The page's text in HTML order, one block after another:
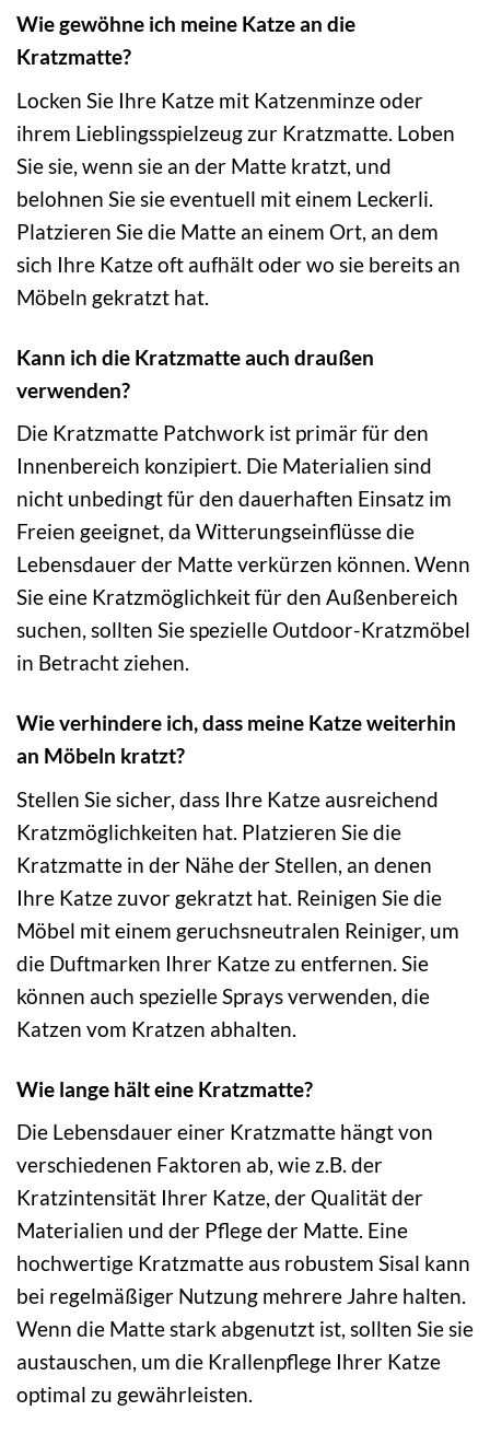
Wie gewöhne ich meine Katze an die
Kratzmatte?
Locken Sie Ihre Katze mit Katzenminze oder
ihrem Lieblingsspielzeug zur Kratzmatte. Loben
Sie sie, wenn sie an der Matte kratzt, und
belohnen Sie sie eventuell mit einem Leckerli.
Platzieren Sie die Matte an einem Ort, an dem
sich Ihre Katze oft aufhält oder wo sie bereits an
Möbeln gekratzt hat.
Kann ich die Kratzmatte auch draußen
verwenden?
Die Kratzmatte Patchwork ist primär für den
Innenbereich konzipiert. Die Materialien sind
nicht unbedingt für den dauerhaften Einsatz im
Freien geeignet, da Witterungseinflüsse die
Lebensdauer der Matte verkürzen können. Wenn
Sie eine Kratzmöglichkeit für den Außenbereich
suchen, sollten Sie spezielle Outdoor-Kratzmöbel
in Betracht ziehen.
Wie verhindere ich, dass meine Katze weiterhin
an Möbeln kratzt?
Stellen Sie sicher, dass Ihre Katze ausreichend
Kratzmöglichkeiten hat. Platzieren Sie die
Kratzmatte in der Nähe der Stellen, an denen
Ihre Katze zuvor gekratzt hat. Reinigen Sie die
Möbel mit einem geruchsneutralen Reiniger, um
die Duftmarken Ihrer Katze zu entfernen. Sie
können auch spezielle Sprays verwenden, die
Katzen vom Kratzen abhalten.
Wie lange hält eine Kratzmatte?
Die Lebensdauer einer Kratzmatte hängt von
verschiedenen Faktoren ab, wie z.B. der
Kratzintensität Ihrer Katze, der Qualität der
Materialien und der Pflege der Matte. Eine
hochwertige Kratzmatte aus robustem Sisal kann
bei regelmäßiger Nutzung mehrere Jahre halten.
Wenn die Matte stark abgenutzt ist, sollten Sie sie
austauschen, um die Krallenpflege Ihrer Katze
optimal zu gewährleisten.